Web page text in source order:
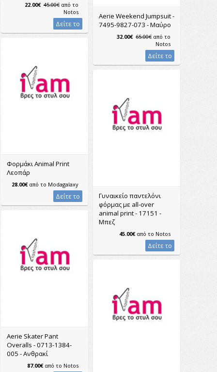
22.00€ 45.00€ από το
Notos
Δείτε το
Aerie Weekend Jumpsuit -
7495-9827-073 - Μαύρο
32.00€ 65.00€ από το
Notos
Δείτε το
Φορμάκι Animal Print
Λεοπάρ
28.00€από το Modagalaxy
Δείτε το
Γυναικείο παντελόνι
φόρμας με all-over
animal print - 17151 -
Μπεζ
45.00€από το Notos
Δείτε το
Aerie Skater Pant
Overalls - 0713-1384-
005 - Ανθρακί
87.00€από το Notos